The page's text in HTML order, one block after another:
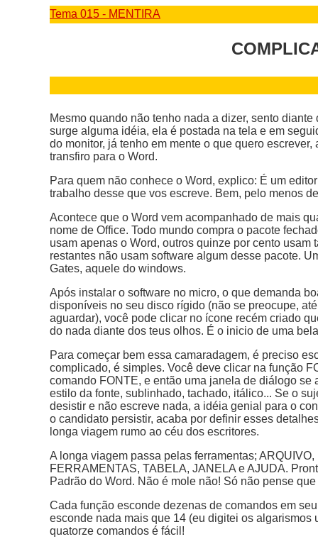
Tema 015 - MENTIRA
Mesmo quando não tenho nada a dizer, sento
surge alguma idéia, ela é postada na tela e em
do monitor, já tenho em mente o que quero
transfiro para o Word.
Para quem não conhece o Word, explico: É um
trabalho desse que vos escreve. Bem, pelo menos
Acontece que o Word vem acompanhado de mais
nome de Office. Todo mundo compra o pacote
usam apenas o Word, outros quinze por cento
restantes não usam software algum desse pacote.
Gates, aquele do windows.
Após instalar o software no micro, o que demanda
disponíveis no seu disco rígido (não se preocupe,
aguardar), você pode clicar no ícone recém criado
do nada diante dos teus olhos. É o inicio de uma
Para começar bem essa camaradagem, é preciso
complicado, é simples. Você deve clicar na função
comando FONTE, e então uma janela de diálogo se
estilo da fonte, sublinhado, tachado, itálico... Se o
desistir e não escreve nada, a idéia genial para o
o candidato persistir, acaba por definir esses
longa viagem rumo ao céu dos escritores.
A longa viagem passa pelas ferramentas;
FERRAMENTAS, TABELA, JANELA e AJUDA.
Padrão do Word. Não é mole não! Só não pense
Cada função esconde dezenas de comandos em
esconde nada mais que 14 (eu digitei os
quatorze comandos é fácil!